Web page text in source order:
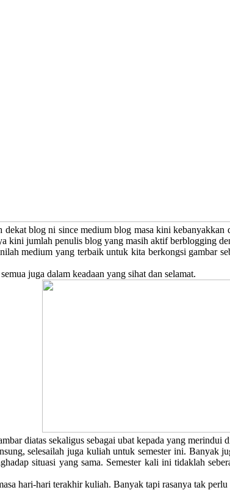
blog ni since medium blog masa kini
kini jumlah penulis blog yang masih aktif berblogging
medium yang terbaik untuk kita berkongsi gambar
juga dalam keadaan yang sihat dan selamat.
diatas sekaligus sebagai ubat kepada yang
selesailah juga kuliah untuk semester ini.
situasi yang sama. Semester kali ini tidaklah
hari-hari terakhir kuliah. Banyak tapi rasanya tak